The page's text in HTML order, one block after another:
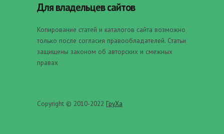
Для владельцев сайтов
Копирование статей и каталогов сайта возможно
только после согласия правообладателей. Статьи
защищены законом об авторских и смежных
правах
Copyright © 2010-2022 ГруХа